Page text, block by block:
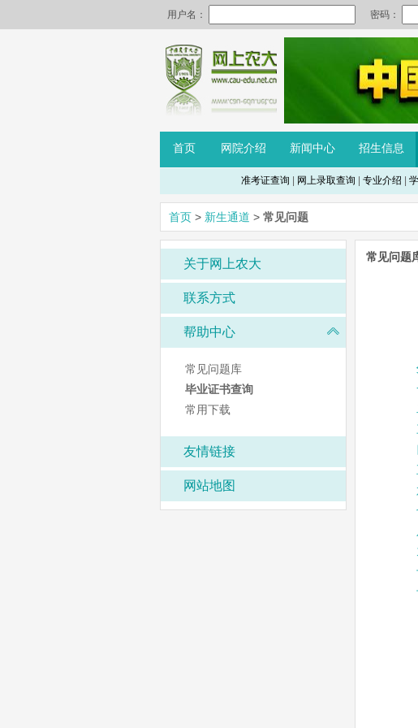
首页 网院介绍 新闻中心 招生信息
准考证查询 网上录取查询 专业介绍
首页 > 新生通道 > 常见问题
关于网上农大
联系方式
帮助中心
常见问题库
毕业证书查询
常用下载
友情链接
网站地图
常见问题